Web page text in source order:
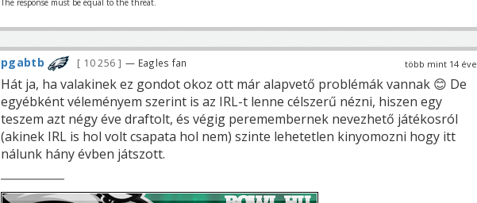
több mint 14 éve
pgabtb 10 256 — Eagles fan
Hát ja, ha valakinek ez gondot okoz ott már alapvető problémák vannak 😊 De
egyébként véleményem szerint is az IRL-t lenne célszerű nézni, hiszen egy
teszem azt négy éve draftolt, és végig peremembernek nevezhető játékosról
(akinek IRL is hol volt csapata hol nem) szinte lehetetlen kinyomozni hogy itt
nálunk hány évben játszott.